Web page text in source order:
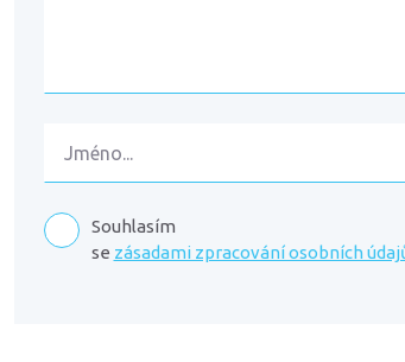
Souhlasím
se zásadami zpracování osobních